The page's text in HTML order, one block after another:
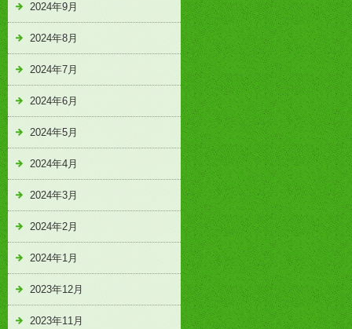
2024年9月
2024年8月
2024年7月
2024年6月
2024年5月
2024年4月
2024年3月
2024年2月
2024年1月
2023年12月
2023年11月